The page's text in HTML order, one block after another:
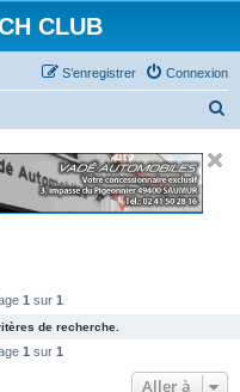
CLUB
Connexion
S’enregistrer
1 sur 1
de recherche.
1 sur 1
Aller à